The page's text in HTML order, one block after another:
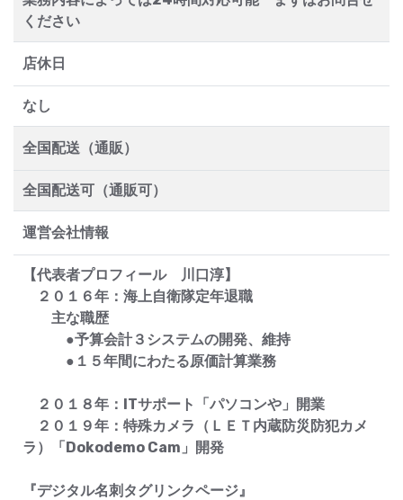
ください
店休日
なし
全国配送（通販）
全国配送可（通販可）
運営会社情報
【代表者プロフィール 川口淳】
２０１６年：海上自衛隊定年退職
主な職歴
●予算会計３システムの開発、維持
●１５年間にわたる原価計算業務
２０１８年：ITサポート「パソコンや」開業
２０１９年：特殊カメラ（ＬＥＴ内蔵防災防犯カメ
ラ）「Dokodemo Cam」開発
『デジタル名刺タグリンクページ』